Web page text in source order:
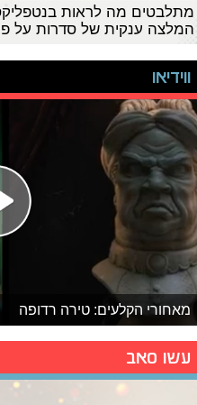
מתלבטים מה לראות
המלצה ענקית של סדרות על
ווידיאו
מאחורי הקלעים: טירה רדופה
עשו סאב